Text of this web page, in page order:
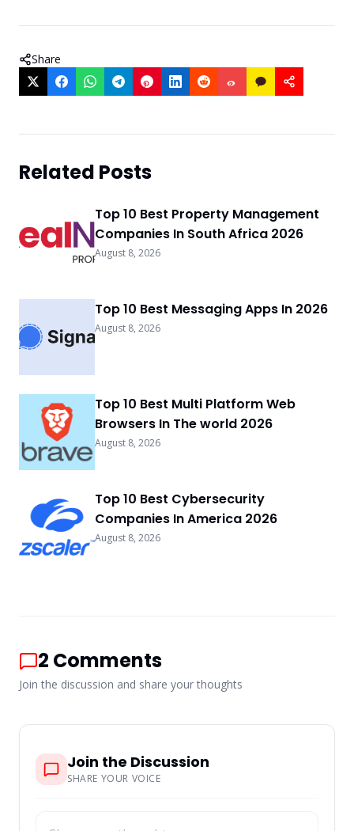
Share
Related Posts
Top 10 Best Property Management
Companies In South Africa 2026
August 8, 2026
Top 10 Best Messaging Apps In 2026
August 8, 2026
Top 10 Best Multi Platform Web
Browsers In The world 2026
August 8, 2026
Top 10 Best Cybersecurity
Companies In America 2026
August 8, 2026
2 Comments
Join the discussion and share your thoughts
Join the Discussion
SHARE YOUR VOICE